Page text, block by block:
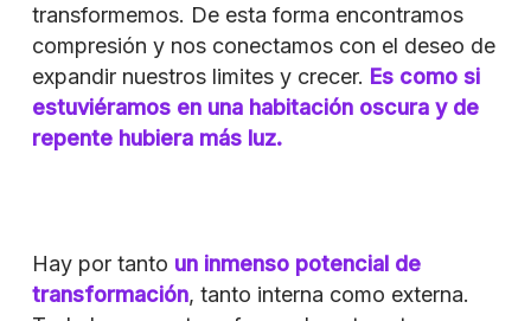
transformemos. De esta forma encontramos
compresión y nos conectamos con el deseo de
expandir nuestros limites y crecer. Es como si
estuviéramos en una habitación oscura y de
repente hubiera más luz.
Hay por tanto un inmenso potencial de
transformación, tanto interna como externa.